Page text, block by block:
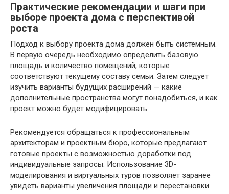
Практические рекомендации и шаги при
выборе проекта дома с перспективой
роста
Подход к выбору проекта дома должен быть системным.
В первую очередь необходимо определить базовую
площадь и количество помещений, которые
соответствуют текущему составу семьи. Затем следует
изучить варианты будущих расширений — какие
дополнительные пространства могут понадобиться, и как
проект можно будет модифицировать.
Рекомендуется обращаться к профессиональным
архитекторам и проектным бюро, которые предлагают
готовые проекты с возможностью доработки под
индивидуальные запросы. Использование 3D-
моделирования и виртуальных туров позволяет заранее
увидеть варианты увеличения площади и перестановки